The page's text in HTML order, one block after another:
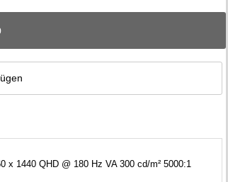
x 1440 QHD @ 180 Hz VA 300 cd/m² 5000:1